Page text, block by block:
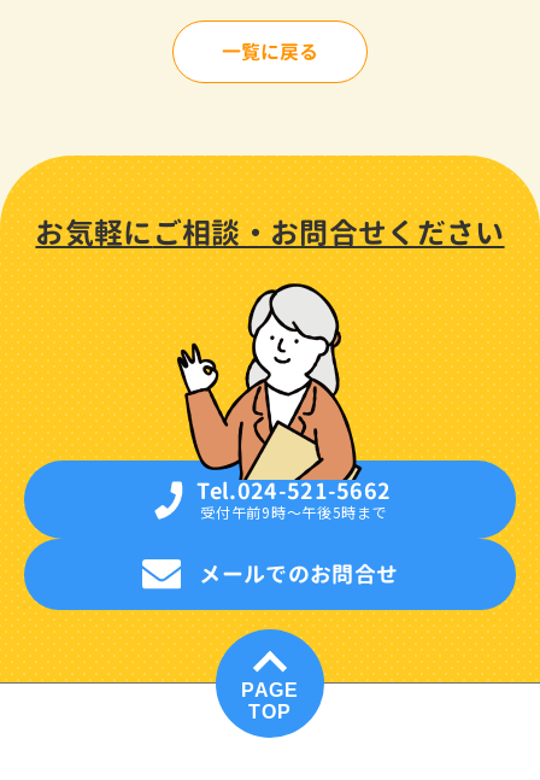
一覧に戻る
お気軽にご相談・お問合せください
Tel.024-521-5662
受付午前9時〜午後5時まで
メールでのお問合せ
PAGE
TOP